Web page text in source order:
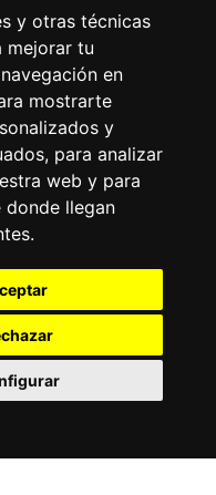
y otras técnicas
mejorar tu
en
mostrarte
y
para analizar
web y para
llegan
los derechos reservados.